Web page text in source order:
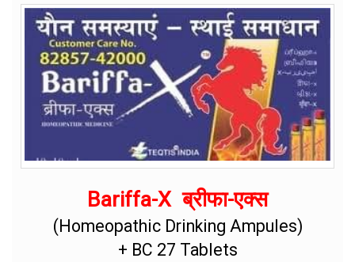
Bariffa-X ब्रीफा-एक्स
(Homeopathic Drinking Ampules)
+ BC 27 Tablets